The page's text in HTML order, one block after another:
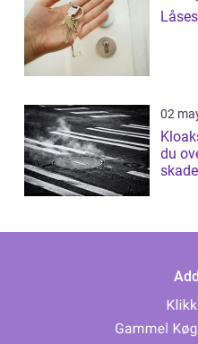
02
du